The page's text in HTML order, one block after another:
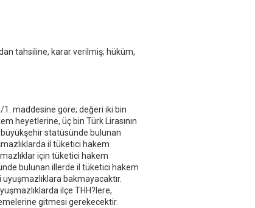
tahsiline, karar verilmiş; hüküm,
1. maddesine göre; değeri iki bin
heyetlerine, üç bin Türk Lirasının
statüsünde bulunan
il tüketici hakem
için tüketici hakem
bulunan illerde il tüketici hakem
bakmayacaktır.
ilçe THH?lere,
gitmesi gerekecektir.